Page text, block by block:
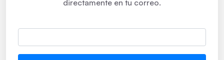
directamente en tu correo.